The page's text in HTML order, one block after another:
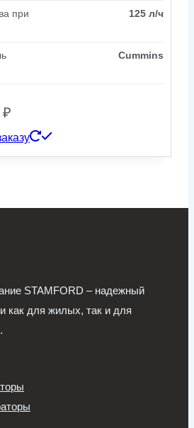
при
125 л/ч
Cummins
₽
STAMFORD – надежный
как для жилых, так и для